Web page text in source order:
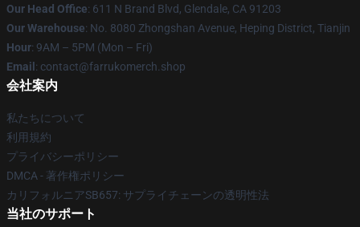
Our Head Office: 611 N Brand Blvd, Glendale, CA 91203
Our Warehouse: No. 8080 Zhongshan Avenue, Heping District, Tianjin
Hour: 9AM – 5PM (Mon – Fri)
Email : contact@farrukomerch.shop
会社案内
私たちについて
利用規約
プライバシーポリシー
DMCA - 著作権ポリシー
カリフォルニアSB657: サプライチェーンの透明性法
当社のサポート